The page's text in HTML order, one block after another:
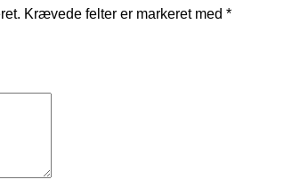
Krævede felter er markeret med *